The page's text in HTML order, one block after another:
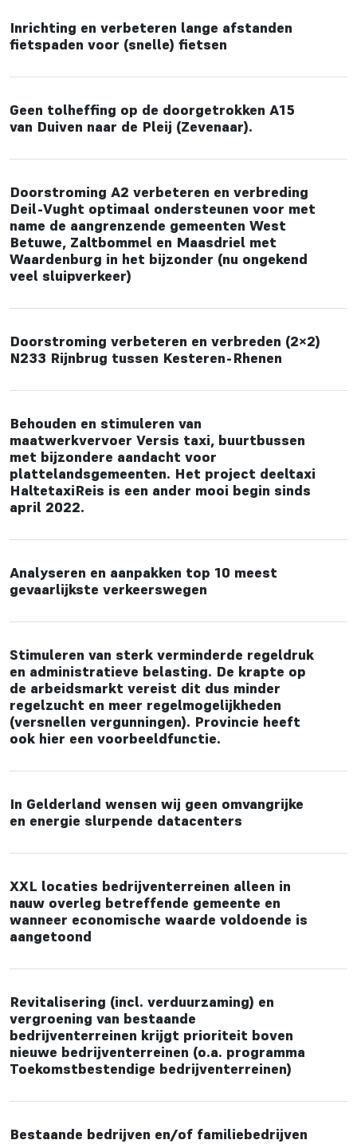
Inrichting en verbeteren lange afstanden
fietspaden voor (snelle) fietsen
Geen tolheffing op de doorgetrokken A15
van Duiven naar de Pleij (Zevenaar).
Doorstroming A2 verbeteren en verbreding
Deil-Vught optimaal ondersteunen voor met
name de aangrenzende gemeenten West
Betuwe, Zaltbommel en Maasdriel met
Waardenburg in het bijzonder (nu ongekend
veel sluipverkeer)
Doorstroming verbeteren en verbreden (2×2)
N233 Rijnbrug tussen Kesteren-Rhenen
Behouden en stimuleren van
maatwerkvervoer Versis taxi, buurtbussen
met bijzondere aandacht voor
plattelandsgemeenten. Het project deeltaxi
HaltetaxiReis is een ander mooi begin sinds
april 2022.
Analyseren en aanpakken top 10 meest
gevaarlijkste verkeerswegen
Stimuleren van sterk verminderde regeldruk
en administratieve belasting. De krapte op
de arbeidsmarkt vereist dit dus minder
regelzucht en meer regelmogelijkheden
(versnellen vergunningen). Provincie heeft
ook hier een voorbeeldfunctie.
In Gelderland wensen wij geen omvangrijke
en energie slurpende datacenters
XXL locaties bedrijventerreinen alleen in
nauw overleg betreffende gemeente en
wanneer economische waarde voldoende is
aangetoond
Revitalisering (incl. verduurzaming) en
vergroening van bestaande
bedrijventerreinen krijgt prioriteit boven
nieuwe bedrijventerreinen (o.a. programma
Toekomstbestendige bedrijventerreinen)
Bestaande bedrijven en/of familiebedrijven